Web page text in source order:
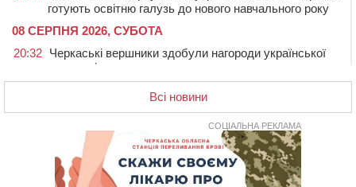
готують освітню галузь до нового навчального року
08 СЕРПНЯ 2026, СУБОТА
20:32 Черкаські вершники здобули нагороди української
першості
На Уманщині експосадовицю відділу освіти
судитимуть через завдані бюджету збитки
У Єрках прощатимуться з полеглим на Курщині
стрільцем ДШВ
Апеляційний суд підтвердив стягнення майже 250
Всі новини
СОЦІАЛЬНА РЕКЛАМА